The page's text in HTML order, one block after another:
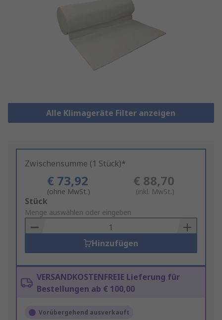
Alle Klimageräte Filter anzeigen
Zwischensumme (1 Stück)*
€ 73,92
(ohne MwSt.)
€ 88,70
(inkl. MwSt.)
Add
to
Basket
Stück
Menge auswählen oder eingeben
Hinzufügen
VERSANDKOSTENFREIE Lieferung für
Bestellungen ab € 100,00
Vorübergehend ausverkauft